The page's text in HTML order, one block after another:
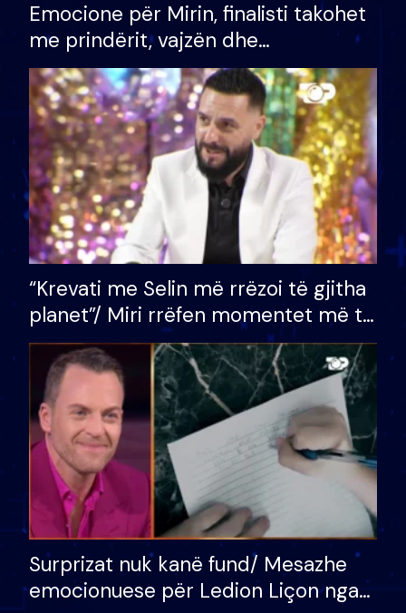
Emocione për Mirin, finalisti takohet
me prindërit, vajzën dhe
bashkëshorten: S’kemi ndonjë letër
divorci apo jo?
“Krevati me Selin më rrëzoi të gjitha
planet”/ Miri rrëfen momentet më të
bukura në shtëpinë e BB VIP: Do më
mungojë zilja e mëngjesit kur…
Surprizat nuk kanë fund/ Mesazhe
emocionuese për Ledion Liçon nga